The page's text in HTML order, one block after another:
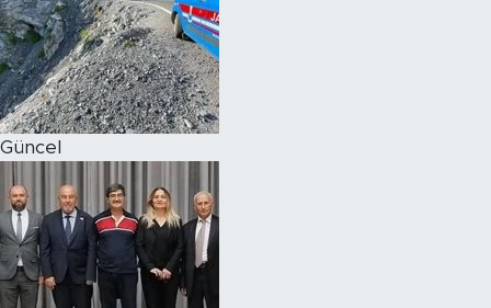
Güncel
Magazin
Özel Haber
Politika
Resmi İlanlar
Sağlık